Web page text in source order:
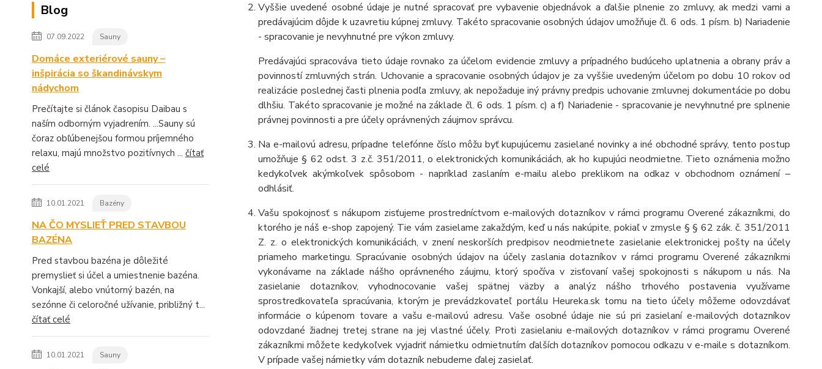
Blog
07.09.2022 Sauny
Domáce exteriérové sauny –
inšpirácia so škandinávskym
nádychom
Prečítajte si článok časopisu Daibau s
naším odborným vyjadrením. ...Sauny sú
čoraz obľúbenejšou formou príjemného
relaxu, majú množstvo pozitívnych ... čítať
celé
10.01.2021 Bazény
NA ČO MYSLIEŤ PRED STAVBOU
BAZÉNA
Pred stavbou bazéna je dôležité
premyslieť si účel a umiestnenie bazéna.
Vonkajší, alebo vnútorný bazén, na
sezónne či celoročné užívanie, približný t...
čítať celé
10.01.2021 Sauny
Vyššie uvedené osobné údaje je nutné spracovať pre vybavenie objednávok a ďalšie plnenie zo zmluvy, ak medzi vami a
predávajúcim dôjde k uzavretiu kúpnej zmluvy. Takéto spracovanie osobných údajov umožňuje čl. 6 ods. 1 písm. b) Nariadenie
- spracovanie je nevyhnutné pre výkon zmluvy.
Predávajúci spracováva tieto údaje rovnako za účelom evidencie zmluvy a prípadného budúceho uplatnenia a obrany práv a
povinností zmluvných strán. Uchovanie a spracovanie osobných údajov je za vyššie uvedeným účelom po dobu 10 rokov od
realizácie poslednej časti plnenia podľa zmluvy, ak nepožaduje iný právny predpis uchovanie zmluvnej dokumentácie po dobu
dlhšiu. Takéto spracovanie je možné na základe čl. 6 ods. 1 písm. c) a f) Nariadenie - spracovanie je nevyhnutné pre splnenie
právnej povinnosti a pre účely oprávnených záujmov správcu.
Na e-mailovú adresu, prípadne telefónne číslo môžu byť kupujúcemu zasielané novinky a iné obchodné správy, tento postup
umožňuje § 62 odst. 3 z.č. 351/2011, o elektronických komunikáciách, ak ho kupujúci neodmietne. Tieto oznámenia možno
kedykoľvek akýmkoľvek spôsobom - napríklad zaslaním e-mailu alebo preklikom na odkaz v obchodnom oznámení –
odhlásiť.
Vašu spokojnosť s nákupom zisťujeme prostredníctvom e-mailových dotazníkov v rámci programu Overené zákazníkmi, do
ktorého je náš e-shop zapojený. Tie vám zasielame zakaždým, keď u nás nakúpite, pokiaľ v zmysle § § 62 zák. č. 351/2011
Z. z. o elektronických komunikáciách, v znení neskorších predpisov neodmietnete zasielanie elektronickej pošty na účely
priameho marketingu. Spracúvanie osobných údajov na účely zaslania dotazníkov v rámci programu Overené zákazníkmi
vykonávame na základe nášho oprávneného záujmu, ktorý spočíva v zisťovaní vašej spokojnosti s nákupom u nás. Na
zasielanie dotazníkov, vyhodnocovanie vašej spätnej väzby a analýz nášho trhového postavenia využívame
sprostredkovateľa spracúvania, ktorým je prevádzkovateľ portálu Heureka.sk tomu na tieto účely môžeme odovzdávať
informácie o kúpenom tovare a vašu e-mailovú adresu. Vaše osobné údaje nie sú pri zasielaní e-mailových dotazníkov
odovzdané žiadnej tretej strane na jej vlastné účely. Proti zasielaniu e-mailových dotazníkov v rámci programu Overené
zákazníkmi môžete kedykoľvek vyjadriť námietku odmietnutím ďalších dotazníkov pomocou odkazu v e-maile s dotazníkom.
V prípade vašej námietky vám dotazník nebudeme ďalej zasielať.